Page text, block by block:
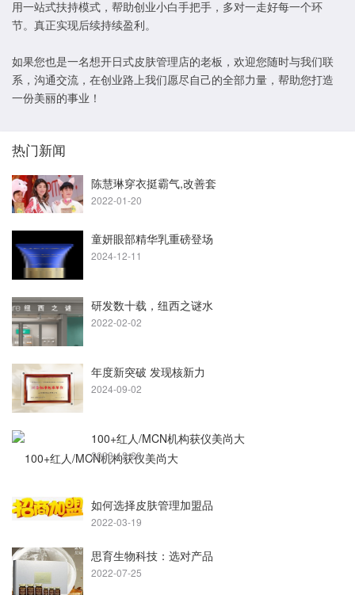
用一站式扶持模式，帮助创业小白手把手，多对一走好每一个环
节。真正实现后续持续盈利。
如果您也是一名想开日式皮肤管理店的老板，欢迎您随时与我们联
系，沟通交流，在创业路上我们愿尽自己的全部力量，帮助您打造
一份美丽的事业！
热门新闻
陈慧琳穿衣挺霸气,改善套
2022-01-20
童妍眼部精华乳重磅登场
2024-12-11
研发数十载，纽西之谜水
2022-02-02
年度新突破 发现核新力
2024-09-02
100+红人/MCN机构获仪美尚大
2023-12-28
如何选择皮肤管理加盟品
2022-03-19
思育生物科技：选对产品
2022-07-25